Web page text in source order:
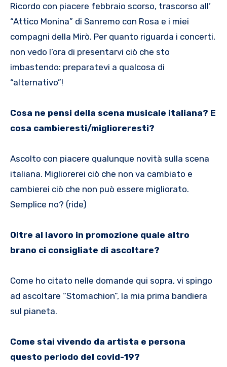
Ricordo con piacere febbraio scorso, trascorso all’
“Attico Monina” di Sanremo con Rosa e i miei
compagni della Mirò. Per quanto riguarda i concerti,
non vedo l’ora di presentarvi ciò che sto
imbastendo: preparatevi a qualcosa di
“alternativo”!
Cosa ne pensi della scena musicale italiana? E
cosa cambieresti/miglioreresti?
Ascolto con piacere qualunque novità sulla scena
italiana. Migliorerei ciò che non va cambiato e
cambierei ciò che non può essere migliorato.
Semplice no? (ride)
Oltre al lavoro in promozione quale altro
brano ci consigliate di ascoltare?
Come ho citato nelle domande qui sopra, vi spingo
ad ascoltare “Stomachion”, la mia prima bandiera
sul pianeta.
Come stai vivendo da artista e persona
questo periodo del covid-19?